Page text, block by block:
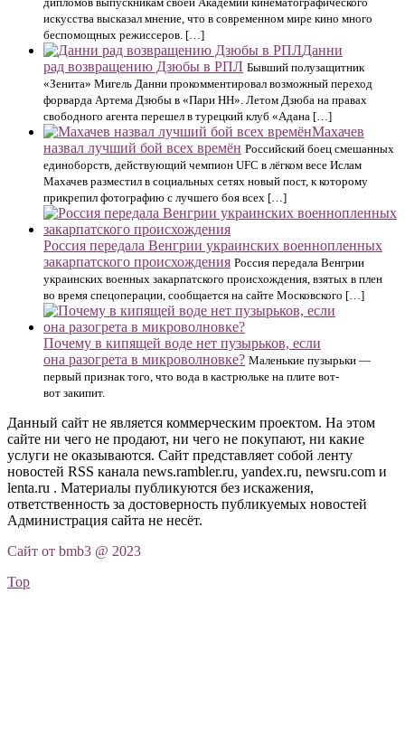
искусства высказал мнение, что в современном мире кино много
беспомощных режиссеров. […]
Данни
рад возвращению Дзюбы в РПЛ Бывший полузащитник
«Зенита» Мигель Данни прокомментировал возможный переход
форварда Артема Дзюбы в «Пари НН». Летом Дзюба на правах
свободного агента перешел в турецкий клуб «Адана […]
Махачев
назвал лучший бой всех времён Российский боец смешанных
единоборств, действующий чемпион UFC в лёгком весе Ислам
Махачев разместил в социальных сетях новый пост, к которому
прикрепил фотографию с лучшего боя всех […]
Россия передала Венгрии украинских военнопленных
закарпатского происхождения Россия передала Венгрии
украинских военных закарпатского происхождения, взятых в плен
во время спецоперации, сообщается на сайте Московского […]
Почему в кипящей воде нет пузырьков, если
она разогрета в микроволновке? Маленькие пузырьки —
первый признак того, что вода в кастрюльке на плите вот-
вот закипит.
Данный сайт не является коммерческим проектом. На этом
сайте ни чего не продают, ни чего не покупают, ни какие
услуги не оказываются. Сайт представляет собой ленту
новостей RSS канала news.rambler.ru, yandex.ru, newsru.com и
lenta.ru . Материалы публикуются без искажения,
ответственность за достоверность публикуемых новостей
Администрация сайта не несёт.
Сайт от bmb3 @ 2023
Top